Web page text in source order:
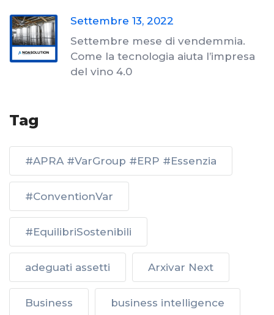
Settembre 13, 2022
Settembre mese di vendemmia.
Come la tecnologia aiuta l’impresa
del vino 4.0
Tag
#APRA #VarGroup #ERP #Essenzia
#ConventionVar
#EquilibriSostenibili
adeguati assetti Arxivar Next
Business business intelligence